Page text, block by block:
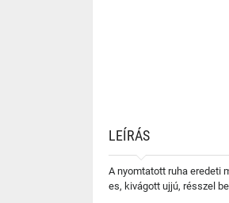
LEÍRÁS
A nyomtatott ruha eredeti
es, kivágott ujjú, résszel